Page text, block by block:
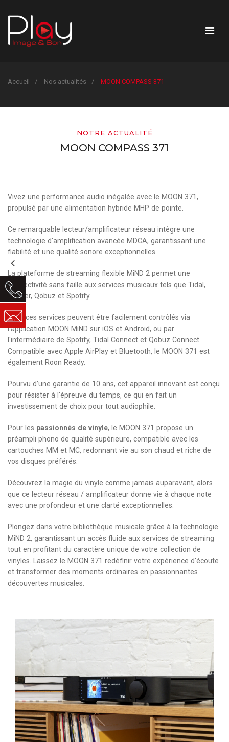
Accueil Nos actualités MOON COMPASS 371
NOTRE ACTUALITÉ
MOON COMPASS 371
Vivez une performance audio inégalée avec le MOON 371,
propulsé par une alimentation hybride MHP de pointe.
Ce remarquable lecteur/amplificateur réseau intègre une
technologie d'amplification avancée MDCA, garantissant une
fiabilité et une qualité sonore exceptionnelles.
La plateforme de streaming flexible MiND 2 permet une
connectivité sans faille aux services musicaux tels que Tidal,
Deezer, Qobuz et Spotify.
Tous ces services peuvent être facilement contrôlés via
l'application MOON MiND sur iOS et Android, ou par
l'intermédiaire de Spotify, Tidal Connect et Qobuz Connect.
Compatible avec Apple AirPlay et Bluetooth, le MOON 371 est
également Roon Ready.
Pourvu d’une garantie de 10 ans, cet appareil innovant est conçu
pour résister à l'épreuve du temps, ce qui en fait un
investissement de choix pour tout audiophile.
Pour les passionnés de vinyle, le MOON 371 propose un
préampli phono de qualité supérieure, compatible avec les
cartouches MM et MC, redonnant vie au son chaud et riche de
vos disques préférés.
Découvrez la magie du vinyle comme jamais auparavant, alors
que ce lecteur réseau / amplificateur donne vie à chaque note
avec une profondeur et une clarté exceptionnelles.
Plongez dans votre bibliothèque musicale grâce à la technologie
MiND 2, garantissant un accès fluide aux services de streaming
tout en profitant du caractère unique de votre collection de
vinyles. Laissez le MOON 371 redéfinir votre expérience d'écoute
et transformer des moments ordinaires en passionnantes
découvertes musicales.